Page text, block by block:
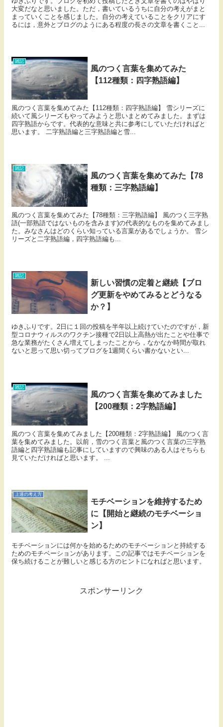
大変だなと思いました。ただ，書いているうちに自分の考えがまと
まっていくことを感じました。自分の考えていることをクリアにす
るには，意外とブログのようにある程度の長さの文章を書くこと...
雑記
風のつく言葉を集めてみた
【112種類：四字熟語編】
風のつく言葉を集めてみた【112種類：四字熟語編】 雪シリーズに
続いて風シリーズもやってみようと思いまとめてみました。まずは
四字熟語からです。代表的な意味と共に参考にしていただければと
思います。 二字熟語編と三字熟語編と雪...
雑記
風のつく言葉を集めてみた【78
種類：三字熟語編】
風のつく言葉を集めてみた【78種類：三字熟語編】 風のつく三字熟
語(一部熟語ではないものを含みます)の代表的なものを集めてみまし
た。みなさんはどのくらい知っている言葉があるでしょうか。 雪シ
リーズと二字熟語編，四字熟語編も...
雑記
新しい習慣の定着と継続【ブロ
グ更新をやめてみるとどうなる
か？】
ゆきふりです。2日に１回の投稿を半年以上続けていたのですが，新
型コロナウィルスのワクチン接種で2日以上高熱が出たことや仕事で
急な業務がたくさん増えてしまったことから，なかなか時間が取れ
ないと思って思い切ってブログを1週間くらい書かないとい...
雑記
風のつく言葉を集めてみました
【200種類：2字熟語編】
風のつく言葉を集めてみました【200種類：2字熟語編】 風のつく言
葉を集めてみました。以前，雪のつく言葉と風のつく言葉の三字熟
語編と四字熟語編も記事にしていますので興味のある人はそちらも
見ていただければと思います。 ...
上達の考え方
モチベーションを維持するため
に【開始と継続のモチベーショ
ン】
モチベーションには何かを始めるためのモチベーションと持続する
ためのモチベーションがあります。この記事ではモチベーションを
保ち続けることが難しいと感じる方のヒントになればと思います。
スポンサーリンク